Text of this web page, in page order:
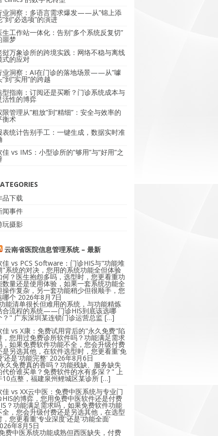
业洞察：多语言需求爆发——从”锦上添
”到”必选项”的演进
生工作站一体化：告别”多个系统反复切”
噩梦
挝万象诊所的跨境实践：网络不稳与离线
式的应对
业洞察：AI在门诊的落地场景——从”噱
”到”实用”的跨越
型指南：订阅还是买断？门诊系统成本与
活性的博弈
限管理从”粗放”到”精细”：安全与效率的
衡术
表统计告别手工：一键生成，数据实时准
佳 vs IMS：小型诊所的”够用”与”好用”之
品下载
闻事件
玩摄影
云南省医院信息管理系统 – 最新
佳 vs PCS Software：门诊HIS与"功能堆
"系统的对决，您用的系统功能全但体验
何？医生抱怨多吗，选型时，您更看重功
数量还是使用体验，如果一套系统功能全
操作复杂，另一套功能稍少但很顺手，您
哪个 2026年8月7日
能清单很长但难用的系统，与功能精炼
合流程的系统——门诊HIS到底该选哪
？" 广东深圳某连锁门诊运营总监 […]
佳 vs X康：免费试用背后的"永久免费"陷
，您用过免费诊所软件吗？功能满足需求
，如果免费软件功能不全，您会升级付费
是另选其他，在软件选型时，您更看重'免
'还是'功能完整' 2026年8月6日
久免费真的香吗？功能残缺、服务缺失
代价谁买单？免费软件的水有多深？" 上
10点整，福建泉州鲤城区某诊所 […]
佳 vs XX云中医：免费中医系统与专业门
HIS的博弈，您用免费中医软件还是付费
？功能满足需求吗，如果免费软件功能
全，您会升级付费还是另选其他，在选型
，您更看重'专业深度'还是'功能全面'
年8月5日
费中医系统功能成熟但西医缺失，付费